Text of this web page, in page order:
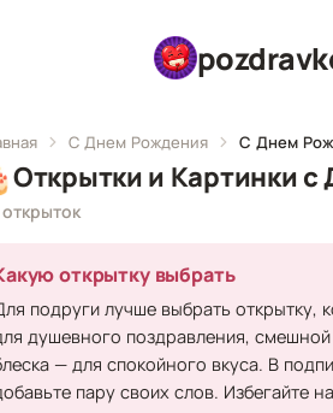
С Днем Рождения С Днем
Открытки и Картинки
открытку выбрать
подруги лучше выбрать открытку,
душевного поздравления,
— для спокойного вкуса. В
пару своих слов. Избегайте